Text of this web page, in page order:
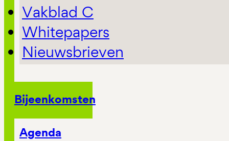
Vakblad C
Whitepapers
Nieuwsbrieven
Bijeenkomsten
Agenda